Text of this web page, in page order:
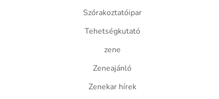
Szórakoztatóipar
Tehetségkutató
zene
Zeneajánló
Zenekar hírek